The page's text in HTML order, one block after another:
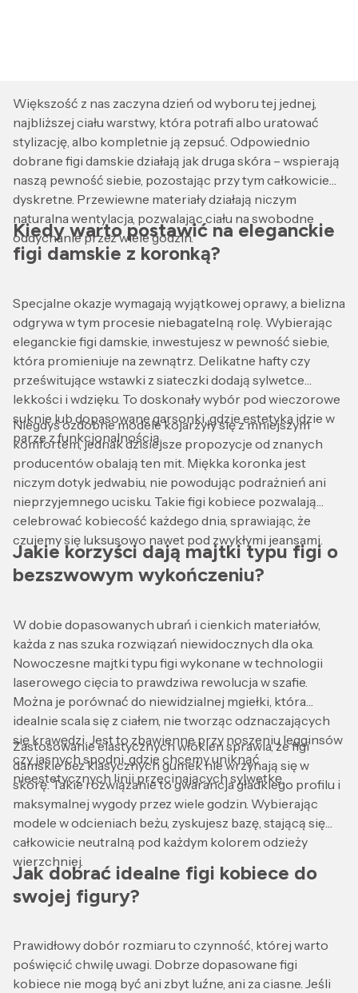
Większość z nas zaczyna dzień od wyboru tej jednej,
najbliższej ciału warstwy, która potrafi albo uratować
stylizację, albo kompletnie ją zepsuć. Odpowiednio
dobrane figi damskie działają jak druga skóra – wspierają
naszą pewność siebie, pozostając przy tym całkowicie
dyskretne. Przewiewne materiały działają niczym
naturalna wentylacja, pozwalając ciału na swobodne
oddychanie przez wiele godzin.
Kiedy warto postawić na eleganckie
figi damskie z koronką?
Specjalne okazje wymagają wyjątkowej oprawy, a bielizna
odgrywa w tym procesie niebagatelną rolę. Wybierając
eleganckie figi damskie, inwestujesz w pewność siebie,
która promieniuje na zewnątrz. Delikatne hafty czy
prześwitujące wstawki z siateczki dodają sylwetce
lekkości i wdzięku. To doskonały wybór pod wieczorowe
suknie lub dopasowane garsonki, gdzie estetyka idzie w
parze z funkcjonalnością.
Niegdyś ozdobne modele kojarzyły się z mniejszym
komfortem, jednak dzisiejsze propozycje od znanych
producentów obalają ten mit. Miękka koronka jest
niczym dotyk jedwabiu, nie powodując podrażnień ani
nieprzyjemnego ucisku. Takie figi kobiece pozwalają
celebrować kobiecość każdego dnia, sprawiając, że
czujemy się luksusowo nawet pod zwykłymi jeansami.
Jakie korzyści dają majtki typu figi o
bezszwowym wykończeniu?
W dobie dopasowanych ubrań i cienkich materiałów,
każda z nas szuka rozwiązań niewidocznych dla oka.
Nowoczesne majtki typu figi wykonane w technologii
laserowego cięcia to prawdziwa rewolucja w szafie.
Można je porównać do niewidzialnej mgiełki, która
idealnie scala się z ciałem, nie tworząc odznaczających
się krawędzi. Jest to zbawienne przy noszeniu legginsów
czy jasnych spodni, gdzie chcemy uniknąć
nieestetycznych linii przecinających sylwetkę.
Zastosowanie elastycznych włókien sprawia, że figi
damskie bez klasycznych gumek nie wrzynają się w
skórę. Takie rozwiązanie to gwarancja gładkiego profilu i
maksymalnej wygody przez wiele godzin. Wybierając
modele w odcieniach beżu, zyskujesz bazę, stającą się
całkowicie neutralną pod każdym kolorem odzieży
wierzchniej.
Jak dobrać idealne figi kobiece do
swojej figury?
Prawidłowy dobór rozmiaru to czynność, której warto
poświęcić chwilę uwagi. Dobrze dopasowane figi
kobiece nie mogą być ani zbyt luźne, ani za ciasne. Jeśli